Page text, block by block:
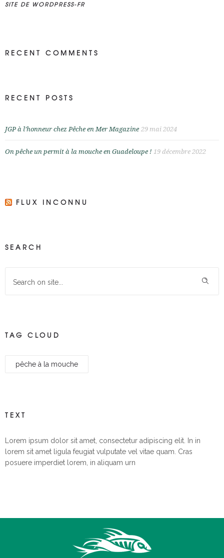
SITE DE WORDPRESS-FR
RECENT COMMENTS
RECENT POSTS
JGP à l’honneur chez Pêche en Mer Magazine 29 mai 2024
On pêche un permit à la mouche en Guadeloupe ! 19 décembre 2022
FLUX INCONNU
SEARCH
TAG CLOUD
pêche à la mouche
TEXT
Lorem ipsum dolor sit amet, consectetur adipiscing elit. In in
lorem sit amet ligula feugiat vulputate vel vitae quam. Cras
posuere imperdiet lorem, in aliquam urn